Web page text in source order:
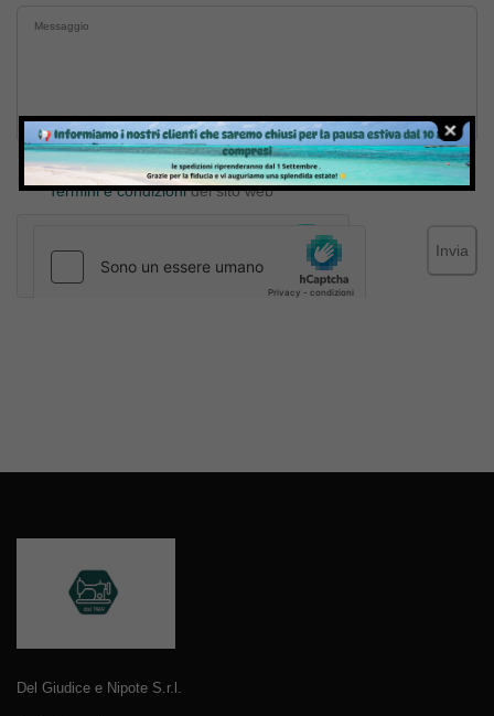
Inviando il messaggio confermo di aver letto e accettato
Termini e condizionidel sito web
Invia
Del Giudice e Nipote S.r.l.